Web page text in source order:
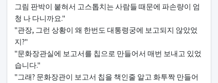
그림 판박이 붙혀서 고스톱치는 사람들 때문에 파손량이 엄
청 나 다니까요."
"관장, 그런 상황이 왜 한번도 대통령궁에 보고되지 않았었
지?"
"문화장관실에 보고서를 칩으로 만들어서 매번 보내고 있었
습니다."
"그래? 문화장관이 보고서 칩을 책인줄 알고 화투짝 만들어